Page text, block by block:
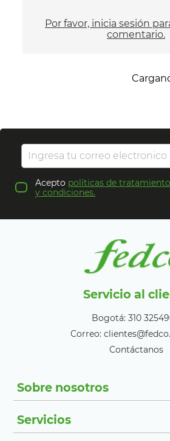
Por favor, inicia sesión
comentario.
Acepto políticas de
y condiciones.
Servicio al
Bogotá: 310
Correo:
Contáctanos
Sobre nosotros
Servicios